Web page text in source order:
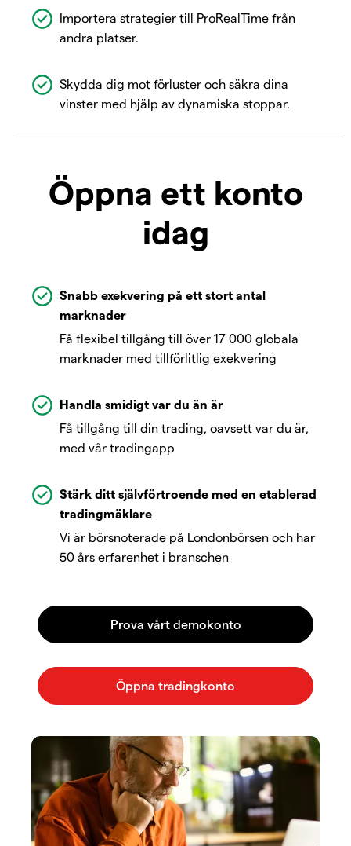
Importera strategier till ProRealTime från
andra platser.
Skydda dig mot förluster och säkra dina
vinster med hjälp av dynamiska stoppar.
Öppna ett konto
idag
Snabb exekvering på ett stort antal
marknader
Få flexibel tillgång till över 17 000 globala
marknader med tillförlitlig exekvering
Handla smidigt var du än är
Få tillgång till din trading, oavsett var du är,
med vår tradingapp
Stärk ditt självförtroende med en etablerad
tradingmäklare
Vi är börsnoterade på Londonbörsen och har
50 års erfarenhet i branschen